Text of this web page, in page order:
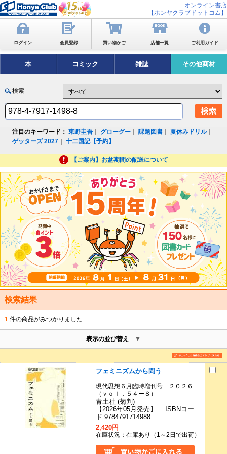
オンライン書店
【ホンヤクラブドットコム】
ログイン 会員登録 買い物かご 店舗一覧 ご利用ガイド
本 コミック 雑誌 その他商材
検索
注目のキーワード： 東野圭吾 グローグー ｜課題図書 ｜夏休みドリル｜
ゲッターズ 2027 ｜十二国記【予約】
【ご案内】お盆期間の配送について
検索結果
1 件の商品がみつかりました
表示の並び替え
フェミニズムから問う
現代思想６月臨時増刊号 ２０２６
（ｖｏｌ．５４ー８）
青土社 (菊判)
【2026年05月発売】 ISBNコー
ド 9784791714988
2,420円
在庫状況：在庫あり（1～2日で出荷）